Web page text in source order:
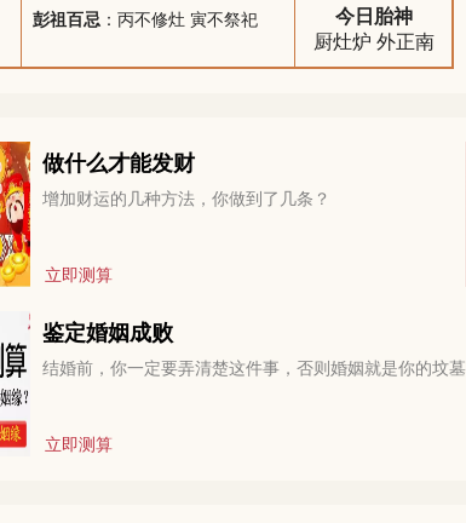
彭祖百忌 ：丙不修灶 寅不祭祀
今日胎神
厨灶炉 外正南
做什么才能发财
增加财运的几种方法，你做到了几条？
立即测算
鉴定婚姻成败
结婚前，你一定要弄清楚这件事，否则婚姻就是你的坟墓
立即测算